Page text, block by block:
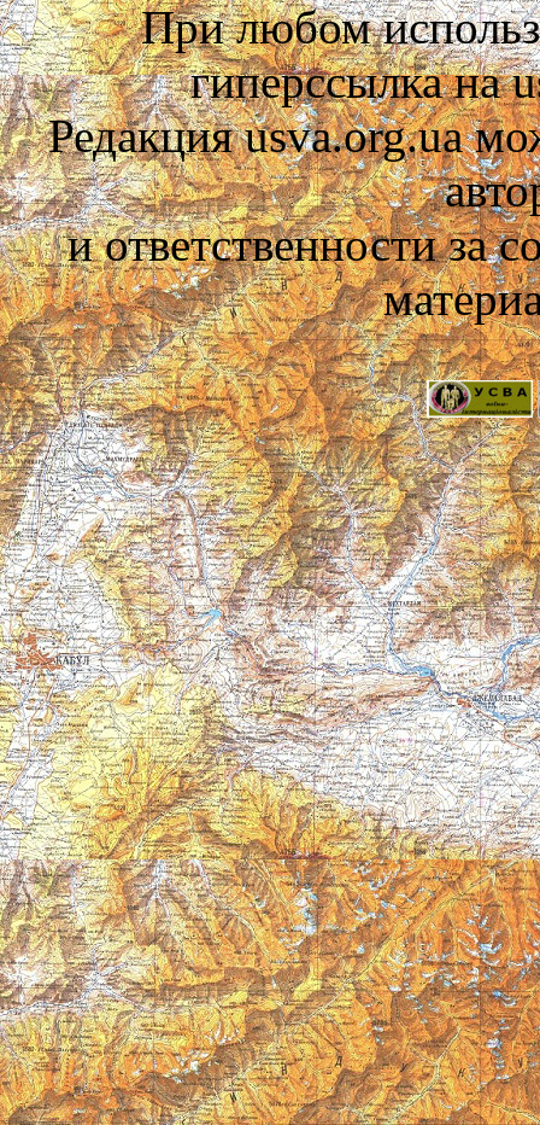
При любом
гиперссылка на
Редакция usva.org.ua
и ответственности за